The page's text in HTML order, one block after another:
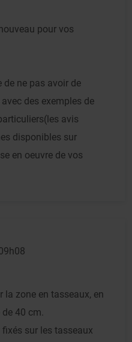
pour vos
de ne pas avoir de
des exemples de
avis
disponibles sur
en oeuvre de vos
la zone en tasseaux, en
40 cm.
sur les tasseaux